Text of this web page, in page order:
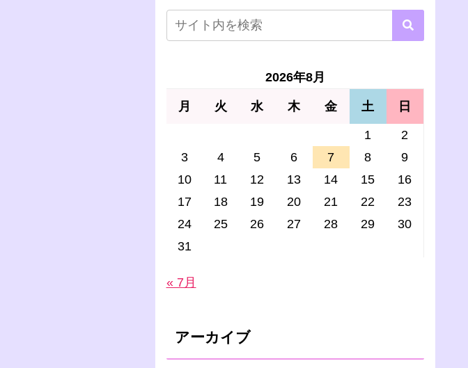
2026年8月
月 火 水 木 金 土 日
1
2
3
4 5 6 7 8
9
10
11 12 13 14 15
16
17
18 19 20 21 22
23
24
25 26 27 28 29
30
31
« 7月
アーカイブ